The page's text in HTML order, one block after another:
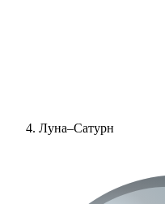
Луна–Сатурн